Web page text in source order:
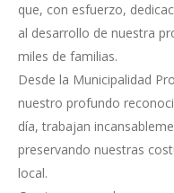
que, con esfuerzo,
al desarrollo de nuestra
miles de familias.
Desde la Municipalidad
nuestro profundo
día, trabajan
preservando nuestras
local.